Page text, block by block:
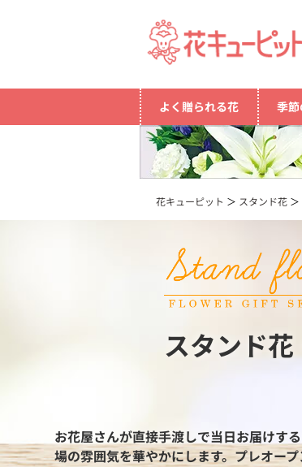
よく贈られる花 季
花キューピット スタンド花
スタンド花
お花屋さんが直接手渡しで当日お届けす
場の雰囲気を華やかにします。プレオー